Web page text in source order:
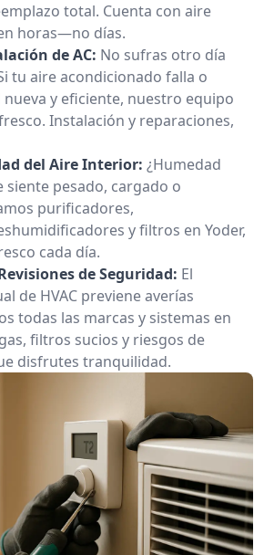
total. Cuenta con aire
horas—no días.
de AC: No sufras otro día
tu aire acondicionado falla o
y eficiente, nuestro equipo
Instalación y reparaciones,
del Aire Interior: ¿Humedad
siente pesado, cargado o
purificadores,
y filtros en Yoder,
cada día.
de Seguridad: El
de HVAC previene averías
todas las marcas y sistemas en
filtros sucios y riesgos de
disfrutes tranquilidad.